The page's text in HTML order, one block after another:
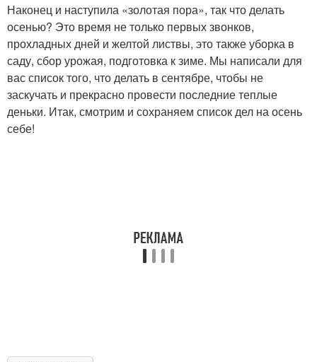
Наконец и наступила «золотая пора», так что делать
осенью? Это время не только первых звонков,
прохладных дней и желтой листвы, это также уборка в
саду, сбор урожая, подготовка к зиме. Мы написали для
вас список того, что делать в сентябре, чтобы не
заскучать и прекрасно провести последние теплые
деньки. Итак, смотрим и сохраняем список дел на осень
себе!